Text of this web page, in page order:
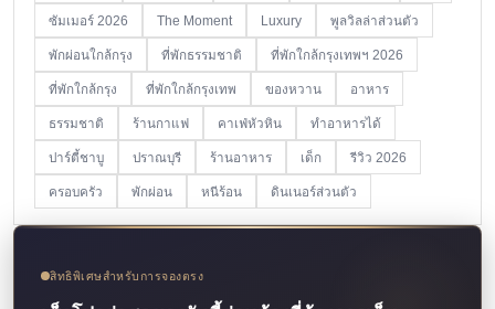
ซัมเมอร์ 2026 The Moment Luxury พูลวิลล่าส่วนตัว
พักผ่อนใกล้กรุง ที่พักธรรมชาติ ที่พักใกล้กรุงเทพฯ 2026
ที่พักใกล้กรุง ที่พักใกล้กรุงเทพ ของหวาน อาหาร
ธรรมชาติ ร้านกาแฟ คาเฟ่หัวหิน ทำอาหารได้
ปาร์ตี้ชาบู ปราณบุรี ร้านอาหาร เด็ก รีวิว 2026
ครอบครัว พักผ่อน หนีร้อน ดินเนอร์ส่วนตัว
สิทธิพิเศษสำหรับการจองตรง